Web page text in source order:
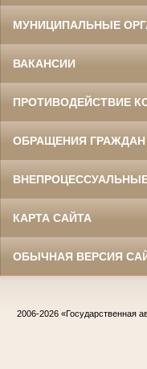
МУНИЦИПАЛЬНЫЕ
ВАКАНСИИ
ПРОТИВОДЕЙСТВИЕ
ОБРАЩЕНИЯ ГРАЖДАН
КАРТА САЙТА
ОБЫЧНАЯ ВЕРСИЯ
2006-2026 «Государственная